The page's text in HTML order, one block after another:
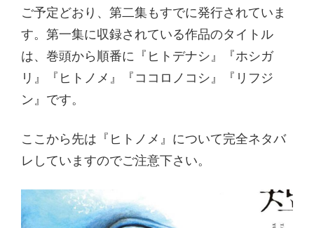
ご予定どおり、第二集もすでに発行されていま
す。第一集に収録されている作品のタイトル
は、巻頭から順番に『ヒトデナシ』『ホシガ
リ』『ヒトノメ』『ココロノコシ』『リフジ
ン』です。
ここから先は『ヒトノメ』について完全ネタバ
レしていますのでご注意下さい。